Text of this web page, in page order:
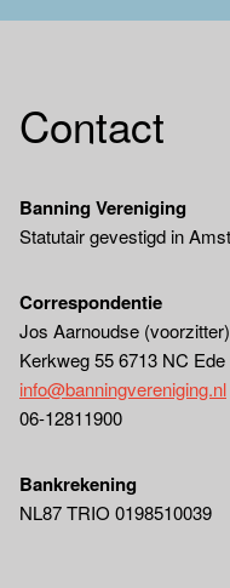
Contact
Banning Vereniging
Statutair gevestigd in
Correspondentie
Jos Aarnoudse (voorzitter)
Kerkweg 55 6713 NC Ede
info@banningvereniging.nl
06-12811900
Bankrekening
NL87 TRIO 0198510039